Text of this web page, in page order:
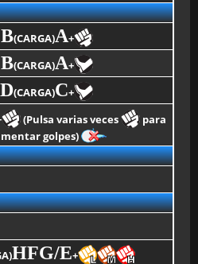
B(CARGA)A+
B(CARGA)A+
D(CARGA)C+
(Pulsa varias veces
para
golpes)
HFG/E+